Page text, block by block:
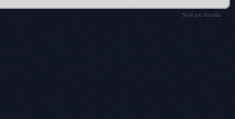
Style par Artodia